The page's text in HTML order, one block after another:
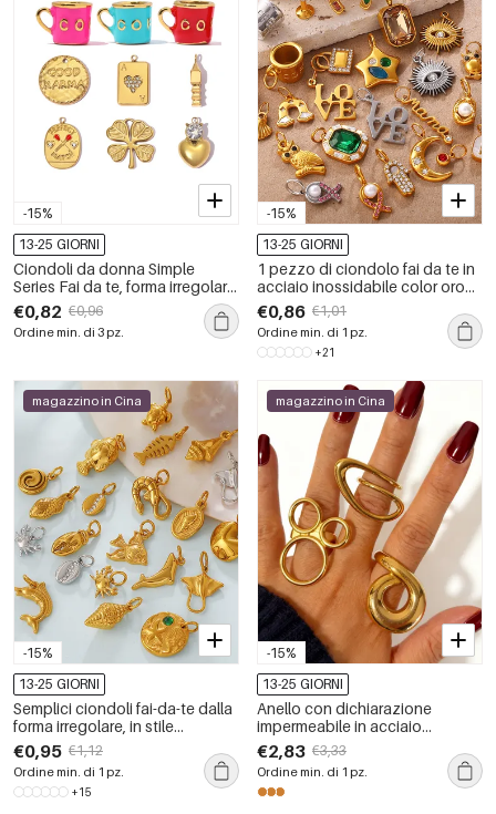
-15%
13-25 GIORNI
Ciondoli da donna Simple
Series Fai da te, forma irregolare,
in acciaio inossidabile,
impermeabili, colore oro.
€0,82 €0,96
Ordine min. di 3 pz.
-15%
13-25 GIORNI
1 pezzo di ciondolo fai da te in
acciaio inossidabile color oro
impermeabile
€0,86 €1,01
Ordine min. di 1 pz.
+21
-15%
magazzino in Cina
13-25 GIORNI
Semplici ciondoli fai-da-te dalla
forma irregolare, in stile
oceanico, in acciaio
inossidabile impermeabile color
oro con strass.
€0,95 €1,12
Ordine min. di 1 pz.
+15
-15%
magazzino in Cina
13-25 GIORNI
Anello con dichiarazione
impermeabile in acciaio
inossidabile a forma di cerchio
irregolare da 1 pezzo
€2,83 €3,33
Ordine min. di 1 pz.